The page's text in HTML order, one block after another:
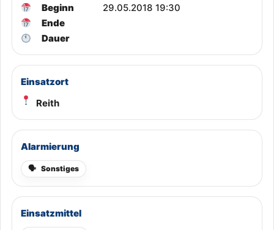
Beginn
29.05.2018 19:30
Ende
Dauer
Einsatzort
Reith
Alarmierung
🗣 Sonstiges
Einsatzmittel